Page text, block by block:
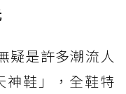
疑是許多潮流人
神鞋」，全鞋特